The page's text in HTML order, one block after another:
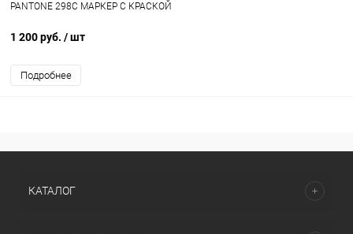
PANTONE 298C МАРКЕР С КРАСКОЙ
1 200 руб. / шт
Подробнее
КАТАЛОГ